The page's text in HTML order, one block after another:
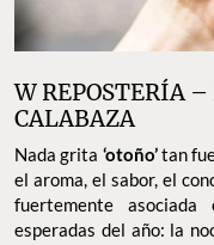
W REPOSTERÍA –
CALABAZA
Nada grita ‘otoño’tan
el aroma, el sabor, el
fuertemente
esperadas del año: la